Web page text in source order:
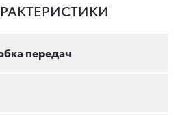
передач